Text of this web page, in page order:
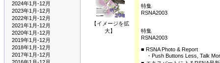
2024年1月-12月
2023年1月-12月
2022年1月-12月
2021年1月-12月
2020年1月-12月
2019年1月-12月
2018年1月-12月
2017年1月-12月
【イメージを拡
大】
特集
RSNA2003
特集
RSNA2003
■ RSNA Photo & Report
・Push Buttons Less, Talk